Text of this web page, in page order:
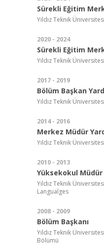
Sürekli Eğitim
Yıldız Teknik
2020 - 2024
Sürekli Eğitim
Yıldız Teknik
2017 - 2019
Bölüm Başkan
Yıldız Teknik
2014 - 2016
Merkez Müdür
Yıldız Teknik
2010 - 2013
Yüksekokul Müdür
Yıldız Teknik
Langualges
2008 - 2009
Bölüm Başkanı
Yıldız Teknik
Bölümü